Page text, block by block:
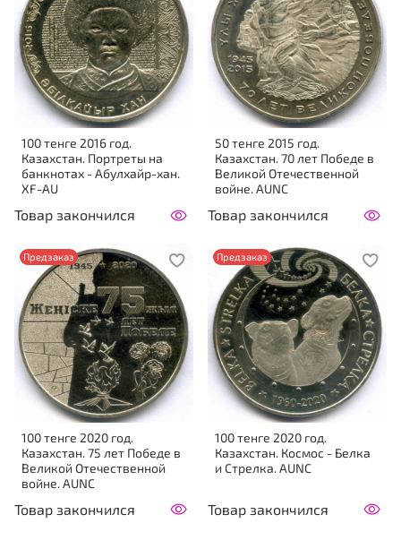
100 тенге 2016 год.
Казахстан. Портреты на
банкнотах - Абулхайр-хан.
XF-AU
Товар закончился
50 тенге 2015 год.
Казахстан. 70 лет Победе в
Великой Отечественной
войне. AUNC
Товар закончился
Предзаказ
100 тенге 2020 год.
Казахстан. 75 лет Победе в
Великой Отечественной
войне. AUNC
Товар закончился
Предзаказ
100 тенге 2020 год.
Казахстан. Космос - Белка
и Стрелка. AUNC
Товар закончился